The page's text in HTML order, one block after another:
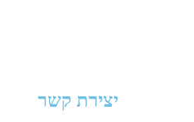
יצירת קשר